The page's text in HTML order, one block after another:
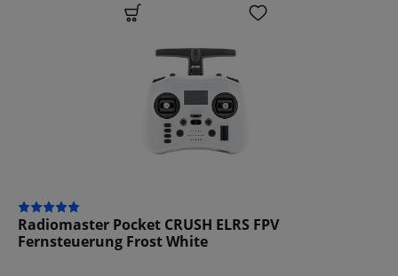
Radiomaster Pocket CRUSH ELRS FPV
Fernsteuerung Frost White